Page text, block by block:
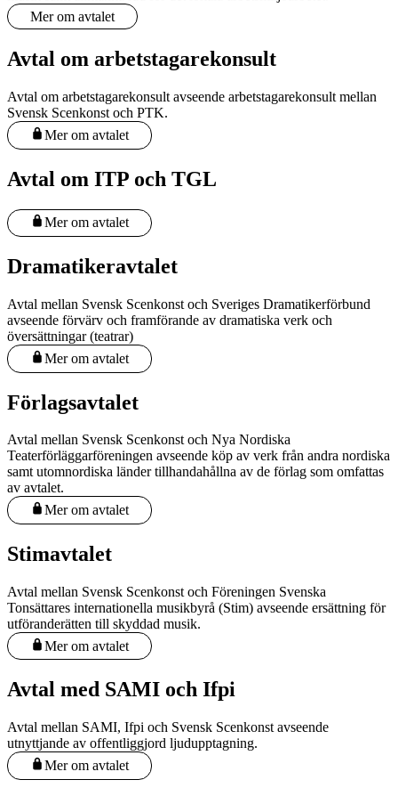
Mer om avtalet
Avtal om arbetstagarekonsult
Avtal om arbetstagarekonsult avseende arbetstagarekonsult mellan
Svensk Scenkonst och PTK.
Mer om avtalet
Avtal om ITP och TGL
Mer om avtalet
Dramatikeravtalet
Avtal mellan Svensk Scenkonst och Sveriges Dramatikerförbund
avseende förvärv och framförande av dramatiska verk och
översättningar (teatrar)
Mer om avtalet
Förlagsavtalet
Avtal mellan Svensk Scenkonst och Nya Nordiska
Teaterförläggarföreningen avseende köp av verk från andra nordiska
samt utomnordiska länder tillhandahållna av de förlag som omfattas
av avtalet.
Mer om avtalet
Stimavtalet
Avtal mellan Svensk Scenkonst och Föreningen Svenska
Tonsättares internationella musikbyrå (Stim) avseende ersättning för
utföranderätten till skyddad musik.
Mer om avtalet
Avtal med SAMI och Ifpi
Avtal mellan SAMI, Ifpi och Svensk Scenkonst avseende
utnyttjande av offentliggjord ljudupptagning.
Mer om avtalet